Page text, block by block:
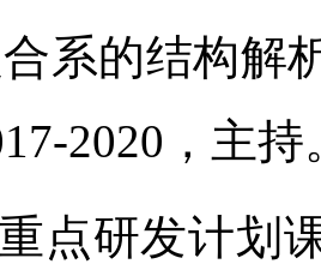
系的结构解
2020，主持
点研发计划